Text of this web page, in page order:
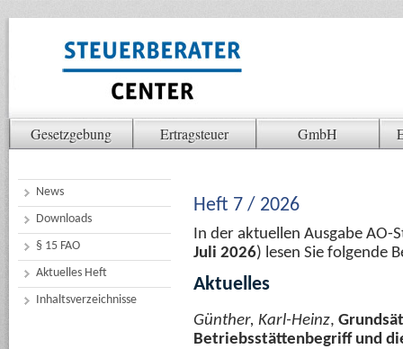
Gesetzgebung Ertragsteuer GmbH
News
Downloads
§ 15 FAO
Aktuelles Heft
Inhaltsverzeichnisse
Heft 7 / 2026
In der aktuellen Ausgabe AO-
Juli 2026) lesen Sie folgende
Aktuelles
Günther, Karl-Heinz,
Betriebsstättenbegriff und